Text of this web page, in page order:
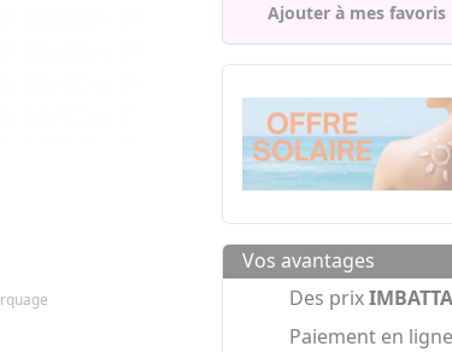
Ajouter à mes favoris
Vos avantages
Des prix
Paiement en ligne